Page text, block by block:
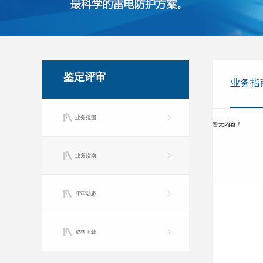
鉴定评审
业务范围
业务指南
评审动态
资料下载
业务指
暂无内容！